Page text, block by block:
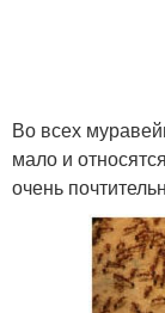
Во всех
мало и
очень